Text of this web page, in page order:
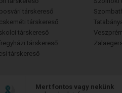
társkereső
társkereső
társkereső
társkereső
társkereső
Mert fontos vagy nekünk